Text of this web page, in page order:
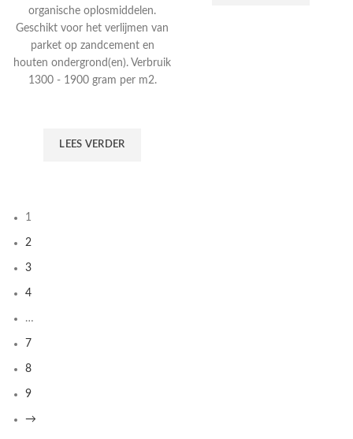
organische oplosmiddelen.
Geschikt voor het verlijmen van
parket op zandcement en
houten ondergrond(en). Verbruik
1300 - 1900 gram per m2.
LEES VERDER
1
2
3
4
…
7
8
9
→